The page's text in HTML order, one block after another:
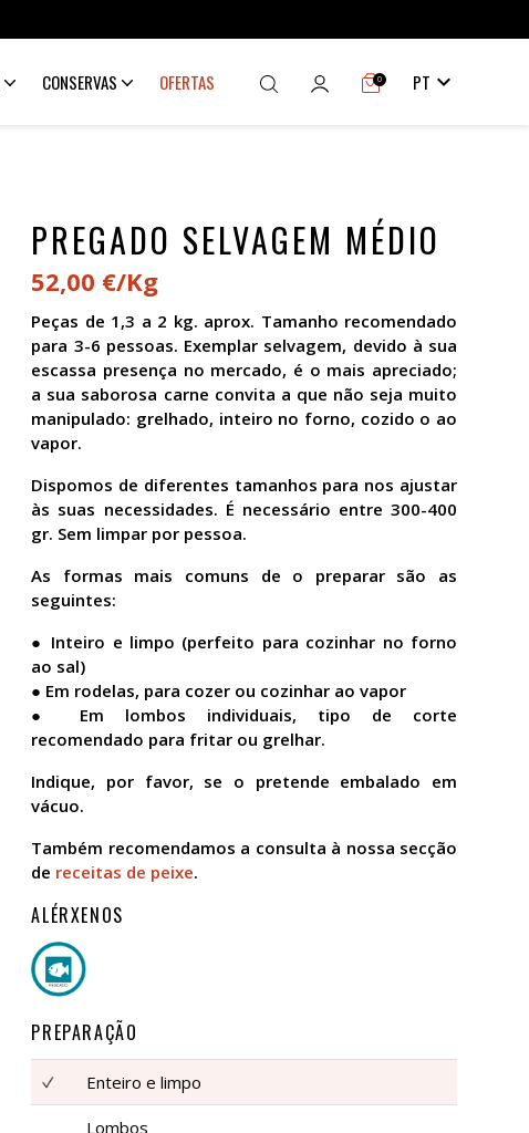
CONSERVAS OFERTAS 0 PT 
PREGADO SELVAGEM MÉDIO
52,00 €/Kg
Peças de 1,3 a 2 kg. aprox. Tamanho recomendado
para 3-6 pessoas. Exemplar selvagem, devido à sua
escassa presença no mercado, é o mais apreciado;
a sua saborosa carne convita a que não seja muito
manipulado: grelhado, inteiro no forno, cozido o ao
vapor.
Dispomos de diferentes tamanhos para nos ajustar
às suas necessidades. É necessário entre 300-400
gr. Sem limpar por pessoa.
As formas mais comuns de o preparar são as
seguintes:
● Inteiro e limpo (perfeito para cozinhar no forno
ao sal)
● Em rodelas, para cozer ou cozinhar ao vapor
●
Em lombos individuais, tipo de corte
recomendado para fritar ou grelhar.
Indique, por favor, se o pretende embalado em
vácuo.
Também recomendamos a consulta à nossa secção
de receitas de peixe.
ALÉRXENOS
PREPARAÇÃO
Enteiro e limpo
Lombos